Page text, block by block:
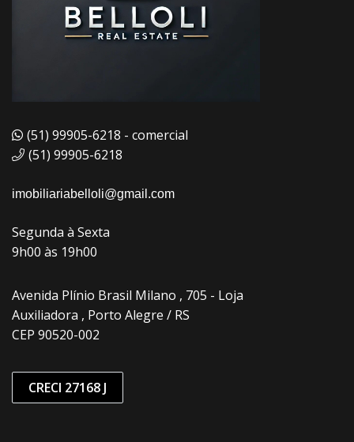
(51) 99905-6218 - comercial
(51) 99905-6218
imobiliariabelloli@gmail.com
Segunda à Sexta
9h00 às 19h00
Avenida Plínio Brasil Milano , 705 - Loja
Auxiliadora , Porto Alegre / RS
CEP 90520-002
CRECI 27168 J